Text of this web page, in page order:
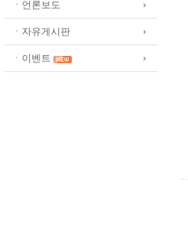
ㆍ언론보도
ㆍ자유게시판
ㆍ이벤트